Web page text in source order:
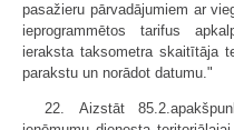
pasažieru pārvadājumiem ar
ieprogrammētos tarifus
ieraksta taksometra skaitītāja
parakstu un norādot datumu."
22. Aizstāt